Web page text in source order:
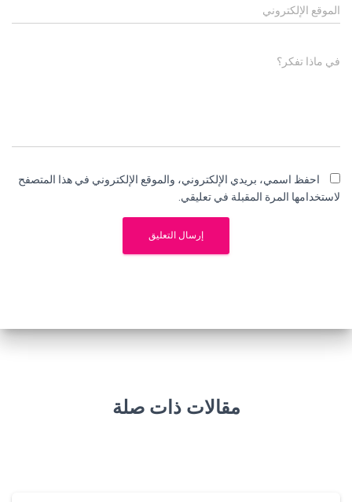
الموقع الإلكتروني
في ماذا تفكر؟
احفظ اسمي، بريدي الإلكتروني، والموقع الإلكتروني في هذا المتصفح
لاستخدامها المرة المقبلة في تعليقي.
مقالات ذات صلة